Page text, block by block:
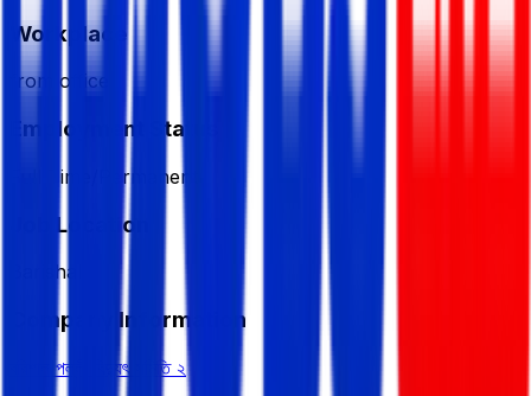
Workplace
from office
Employment Status
Full Time/Permanent
Job Location
Barishal
Company Information
বরিশাল পল্লী বিদ্যুৎ সমিতি ২